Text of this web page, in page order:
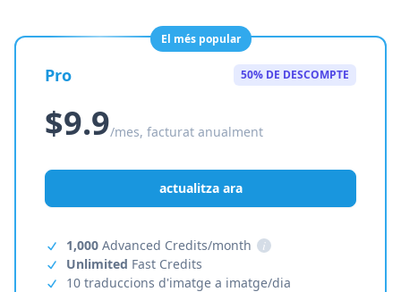
El més popular
Pro 50% DE DESCOMPTE
$9.9/mes, facturat anualment
actualitza ara
1,000 Advanced Credits/month
i
Unlimited Fast Credits
10 traduccions d'imatge a imatge/dia